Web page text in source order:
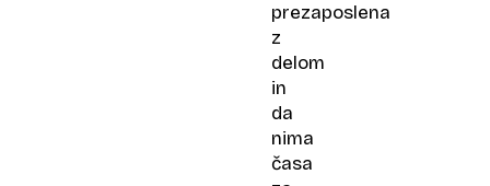
prezaposlena
z
delom
in
da
nima
časa